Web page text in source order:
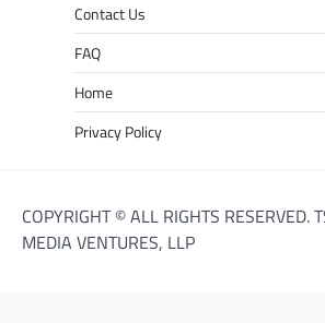
Contact Us
FAQ
Home
Privacy Policy
COPYRIGHT © ALL RIGHTS RESERVED.
MEDIA VENTURES, LLP